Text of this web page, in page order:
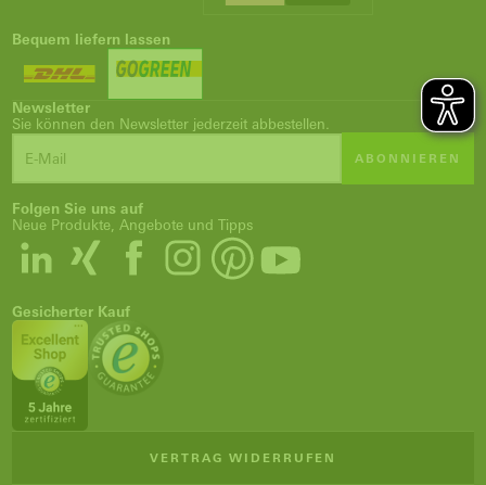
Bequem liefern lassen
Newsletter
Sie können den Newsletter jederzeit abbestellen.
ABONNIEREN
Folgen Sie uns auf
Neue Produkte, Angebote und Tipps
Gesicherter Kauf
VERTRAG WIDERRUFEN